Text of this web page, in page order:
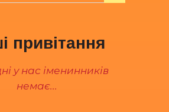
привітання
у нас іменинників
немає...